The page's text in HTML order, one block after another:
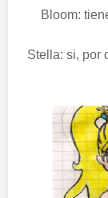
Bloom:
Stella: si, por